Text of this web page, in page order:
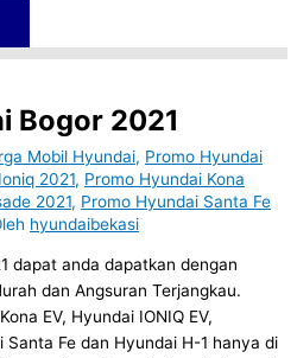
Bogor 2021
Mobil Hyundai, Promo Hyundai
2021, Promo Hyundai Kona
2021, Promo Hyundai Santa Fe
hyundaibekasi
dapat anda dapatkan dengan
dan Angsuran Terjangkau.
EV, Hyundai IONIQ EV,
Santa Fe dan Hyundai H-1 hanya di